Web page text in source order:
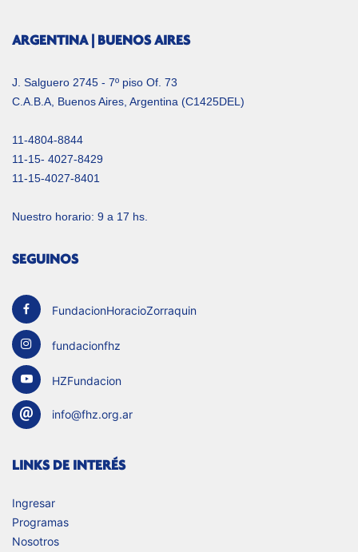
ARGENTINA | BUENOS AIRES
J. Salguero 2745 - 7º piso Of. 73
C.A.B.A, Buenos Aires, Argentina (C1425DEL)
11-4804-8844
11-15- 4027-8429
11-15-4027-8401
Nuestro horario: 9 a 17 hs.
SEGUINOS
FundacionHoracioZorraquin
fundacionfhz
HZFundacion
info@fhz.org.ar
LINKS DE INTERÉS
Ingresar
Programas
Nosotros